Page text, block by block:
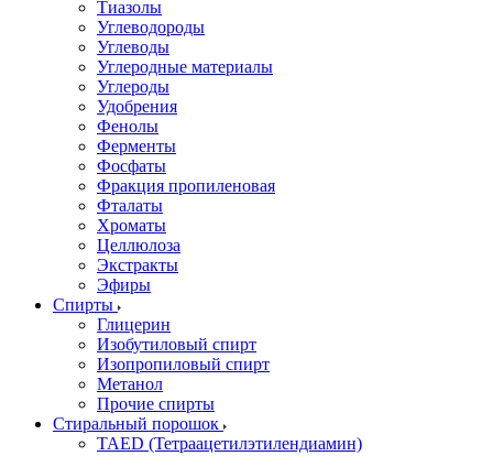
Тиазолы
Углеводороды
Углеводы
Углеродные материалы
Углероды
Удобрения
Фенолы
Ферменты
Фосфаты
Фракция пропиленовая
Фталаты
Хроматы
Целлюлоза
Экстракты
Эфиры
Спирты
Глицерин
Изобутиловый спирт
Изопропиловый спирт
Метанол
Прочие спирты
Стиральный порошок
TAED (Тетраацетилэтилендиамин)